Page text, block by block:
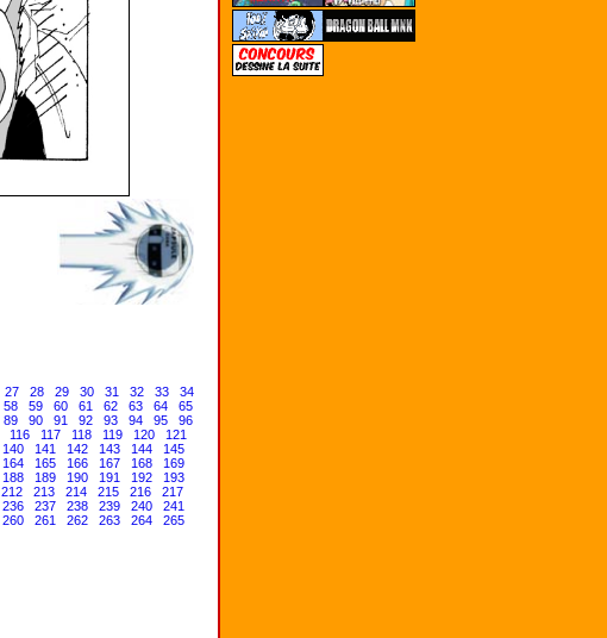
27 28 29 30 31 32 33
34
58 59 60 61 62 63 64
65
89 90 91 92 93 94 95
96
116 117 118 119 120
121
140 141 142 143 144
145
164 165 166 167 168
169
188 189 190 191 192
193
212 213 214 215 216
217
236 237 238 239 240
241
260 261 262 263 264
265